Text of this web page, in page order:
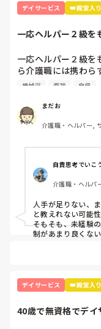
デイサービス 👑殿堂入り
一応ヘルパー２級を
一応ヘルパー２級を
ら介護職には携わら
スで勤めてます。
面談の時は『徐々に
らいに入浴介助をし
実は人がいないと
一度付きっきりで
伝って貰いながら
でやってます。
でも初めて介助す
てメモり、それを
誘導、着脱全て1人
８人くらいを２時間
それだけでも大変
しかし個浴も機械
だけ受け、1人でや
全介の人の移乗もま
出来ないと訴えまし
機械浴 面談 自信
まだお
介護職・ヘルパー,
自責思考でいこ
介護職・ヘルパ
人手が足りない、
と教えれない可能
そもそも、未経験
制があまり良くない
デイサービス 👑殿堂入り
40歳で無資格でデ